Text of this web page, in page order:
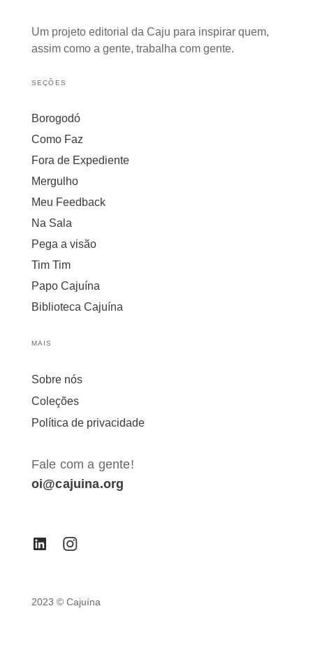
Um projeto editorial da Caju para inspirar quem,
assim como a gente, trabalha com gente.
SEÇÕES
Borogodó
Como Faz
Fora de Expediente
Mergulho
Meu Feedback
Na Sala
Pega a visão
Tim Tim
Papo Cajuína
Biblioteca Cajuína
MAIS
Sobre nós
Coleções
Política de privacidade
Fale com a gente!
oi@cajuina.org
2023 © Cajuína